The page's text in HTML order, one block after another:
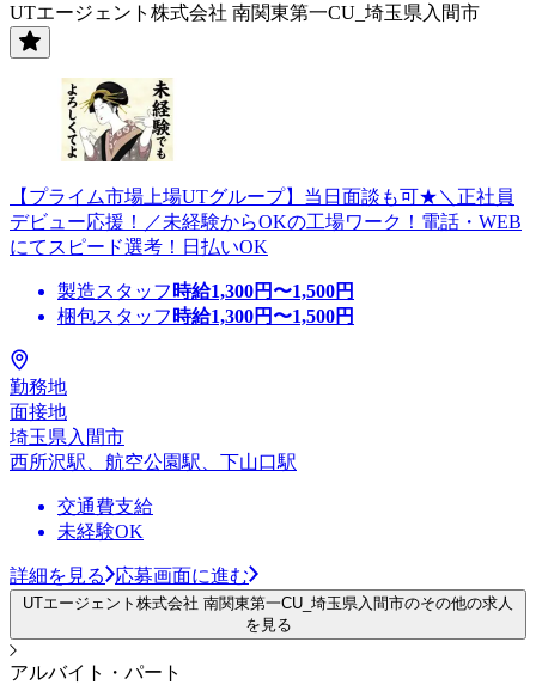
UTエージェント株式会社 南関東第一CU_埼玉県入間市
【プライム市場上場UTグループ】当日面談も可★＼正社員
デビュー応援！／未経験からOKの工場ワーク！電話・WEB
にてスピード選考！日払いOK
製造スタッフ 時給1,300円〜1,500円
梱包スタッフ 時給1,300円〜1,500円
勤務地
面接地
埼玉県入間市
西所沢駅、航空公園駅、下山口駅
交通費支給
未経験OK
詳細を見る 応募画面に進む
UTエージェント株式会社 南関東第一CU_埼玉県入間市のその他の求人
を見る
アルバイト・パート